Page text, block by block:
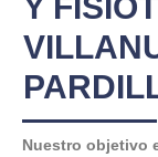
Y
Nuestro objetivo